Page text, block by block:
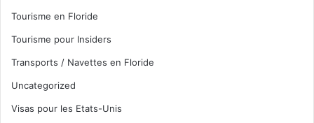
Tourisme en Floride
Tourisme pour Insiders
Transports / Navettes en Floride
Uncategorized
Visas pour les Etats-Unis